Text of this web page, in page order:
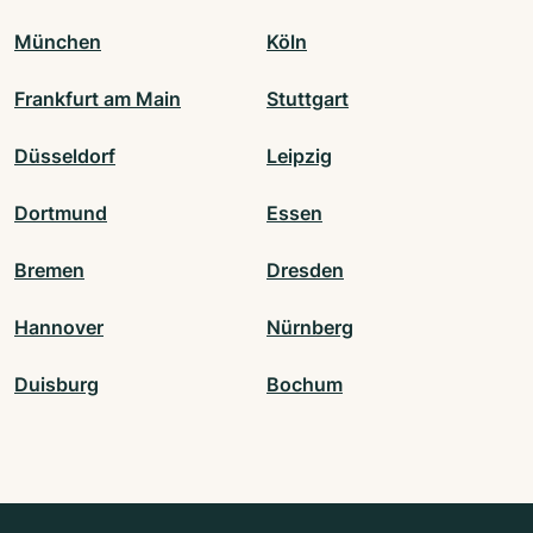
München Köln
Frankfurt am Main Stuttgart
Düsseldorf Leipzig
Dortmund Essen
Bremen Dresden
Hannover Nürnberg
Duisburg Bochum